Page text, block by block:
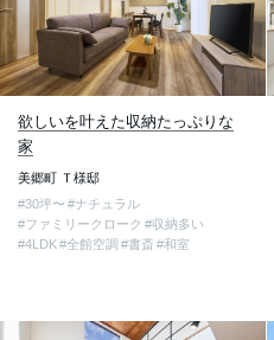
欲しいを叶えた収納たっぷりな
家
美郷町 Ｔ様邸
#30坪〜 #ナチュラル
#ファミリークローク #収納多い
#4LDK#全館空調 #書斎 #和室